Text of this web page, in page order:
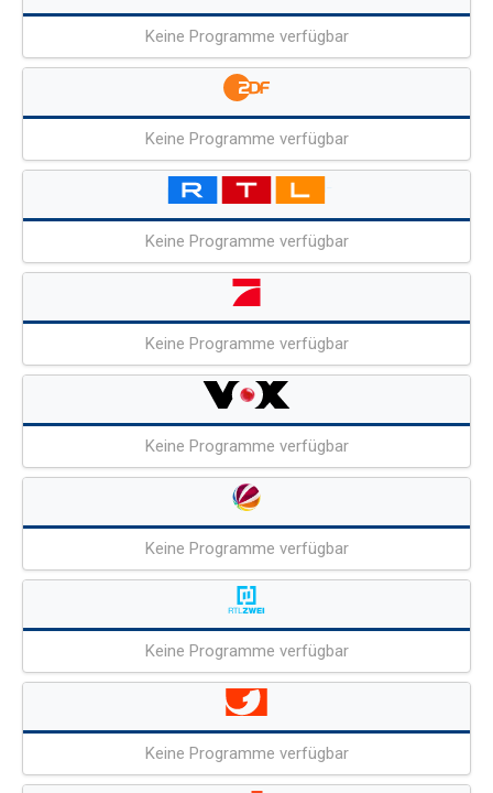
Keine Programme verfügbar
Keine Programme verfügbar
Keine Programme verfügbar
Keine Programme verfügbar
Keine Programme verfügbar
Keine Programme verfügbar
Keine Programme verfügbar
Keine Programme verfügbar